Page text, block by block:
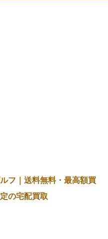
フ｜送料無料・最高額買
の宅配買取